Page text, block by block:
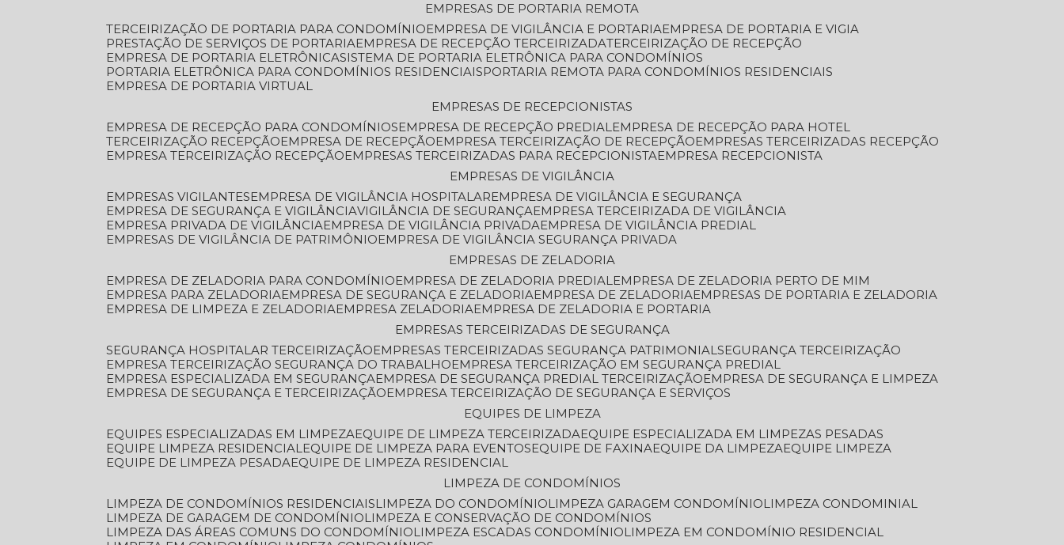
EMPRESAS DE PORTARIA REMOTA
TERCEIRIZAÇÃO DE PORTARIA PARA CONDOMÍNIO
EMPRESA DE VIGILÂNCIA E PORTARIA
EMPRESA DE PORTARIA E VIGIA
PRESTAÇÃO DE SERVIÇOS DE PORTARIA
EMPRESA DE RECEPÇÃO TERCEIRIZADA TERCEIRIZAÇÃO DE RECEPÇÃO
EMPRESA DE PORTARIA ELETRÔNICA SISTEMA DE PORTARIA ELETRÔNICA PARA CONDOMÍNIOS
PORTARIA ELETRÔNICA PARA CONDOMÍNIOS RESIDENCIAIS
PORTARIA REMOTA PARA CONDOMÍNIOS RESIDENCIAIS
EMPRESA DE PORTARIA VIRTUAL
EMPRESAS DE RECEPCIONISTAS
EMPRESA DE RECEPÇÃO PARA CONDOMÍNIOS
EMPRESA DE RECEPÇÃO PREDIAL
EMPRESA DE RECEPÇÃO PARA HOTEL
TERCEIRIZAÇÃO RECEPÇÃO
EMPRESA DE RECEPÇÃO EMPRESA TERCEIRIZAÇÃO DE RECEPÇÃO
EMPRESAS TERCEIRIZADAS RECEPÇÃO
EMPRESA TERCEIRIZAÇÃO RECEPÇÃO
EMPRESAS TERCEIRIZADAS PARA RECEPCIONISTA
EMPRESA RECEPCIONISTA
EMPRESAS DE VIGILÂNCIA
EMPRESAS VIGILANTES
EMPRESA DE VIGILÂNCIA HOSPITALAR
EMPRESA DE VIGILÂNCIA E SEGURANÇA
EMPRESA DE SEGURANÇA E VIGILÂNCIA VIGILÂNCIA DE SEGURANÇA
EMPRESA TERCEIRIZADA DE VIGILÂNCIA
EMPRESA PRIVADA DE VIGILÂNCIA
EMPRESA DE VIGILÂNCIA PRIVADA
EMPRESA DE VIGILÂNCIA PREDIAL
EMPRESAS DE VIGILÂNCIA DE PATRIMÔNIO
EMPRESA DE VIGILÂNCIA SEGURANÇA PRIVADA
EMPRESAS DE ZELADORIA
EMPRESA DE ZELADORIA PARA CONDOMÍNIO
EMPRESA DE ZELADORIA PREDIAL
EMPRESA DE ZELADORIA PERTO DE MIM
EMPRESA PARA ZELADORIA
EMPRESA DE SEGURANÇA E ZELADORIA EMPRESA DE ZELADORIA
EMPRESAS DE PORTARIA E ZELADORIA
EMPRESA DE LIMPEZA E ZELADORIA
EMPRESA ZELADORIA
EMPRESA DE ZELADORIA E PORTARIA
EMPRESAS TERCEIRIZADAS DE SEGURANÇA
SEGURANÇA HOSPITALAR TERCEIRIZAÇÃO
EMPRESAS TERCEIRIZADAS SEGURANÇA PATRIMONIAL SEGURANÇA TERCEIRIZAÇÃO
EMPRESA TERCEIRIZAÇÃO SEGURANÇA DO TRABALHO
EMPRESA TERCEIRIZAÇÃO EM SEGURANÇA PREDIAL
EMPRESA ESPECIALIZADA EM SEGURANÇA
EMPRESA DE SEGURANÇA PREDIAL TERCEIRIZAÇÃO
EMPRESA DE SEGURANÇA E LIMPEZA
EMPRESA DE SEGURANÇA E TERCEIRIZAÇÃO
EMPRESA TERCEIRIZAÇÃO DE SEGURANÇA E SERVIÇOS
EQUIPES DE LIMPEZA
EQUIPES ESPECIALIZADAS EM LIMPEZA EQUIPE DE LIMPEZA TERCEIRIZADA EQUIPE ESPECIALIZADA EM LIMPEZAS PESADAS
EQUIPE LIMPEZA RESIDENCIAL EQUIPE DE LIMPEZA PARA EVENTOS EQUIPE DE FAXINA EQUIPE DA LIMPEZA EQUIPE LIMPEZA
EQUIPE DE LIMPEZA PESADA EQUIPE DE LIMPEZA RESIDENCIAL
LIMPEZA DE CONDOMÍNIOS
LIMPEZA DE CONDOMÍNIOS RESIDENCIAIS
LIMPEZA DO CONDOMÍNIO LIMPEZA GARAGEM CONDOMÍNIO
LIMPEZA CONDOMINIAL
LIMPEZA DE GARAGEM DE CONDOMÍNIO
LIMPEZA E CONSERVAÇÃO DE CONDOMÍNIOS
LIMPEZA DAS ÁREAS COMUNS DO CONDOMÍNIO
LIMPEZA ESCADAS CONDOMÍNIO
LIMPEZA EM CONDOMÍNIO RESIDENCIAL